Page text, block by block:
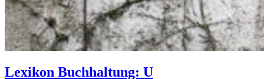
Lexikon Buchhaltung: U